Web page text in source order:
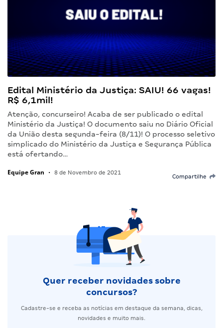
Edital Ministério da Justiça: SAIU! 66 vagas!
R$ 6,1mil!
Atenção, concurseiro! Acaba de ser publicado o edital
Ministério da Justiça! O documento saiu no Diário Oficial
da União desta segunda-feira (8/11)! O processo seletivo
simplicado do Ministério da Justiça e Segurança Pública
está ofertando…
Equipe Gran • 8 de Novembro de 2021
Compartilhe
Quer receber novidades sobre
concursos?
Cadastre-se e receba as notícias em destaque da semana, dicas,
novidades e muito mais.